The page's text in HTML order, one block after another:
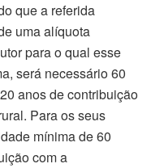
que a referida
uma alíquota
para o qual esse
será necessário 60
anos de contribuição
Para os seus
mínima de 60
com a